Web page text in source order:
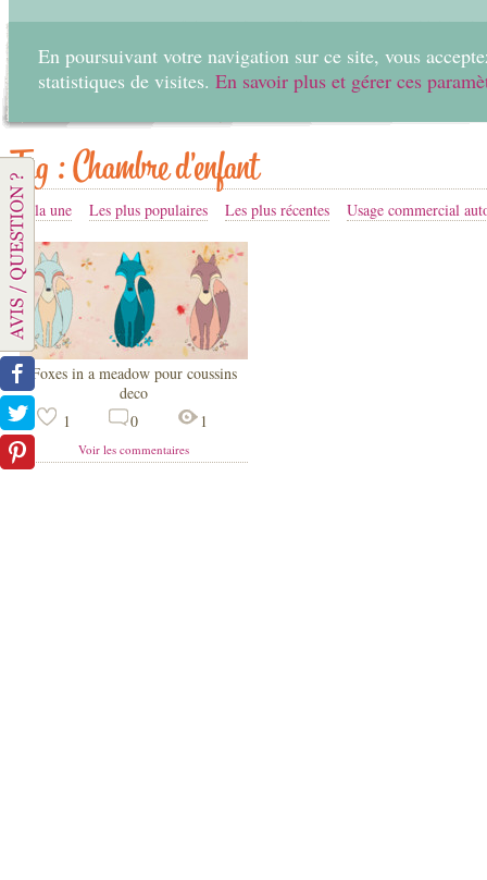
En poursuivant votre navigation sur ce site, vous
statistiques de visites. En savoir plus et gérer ces
Tag : Chambre d'enfant
A la une Les plus populaires Les plus récentes Usage commercial
Foxes in a meadow pour coussins
deco
1
0 1
Voir les commentaires